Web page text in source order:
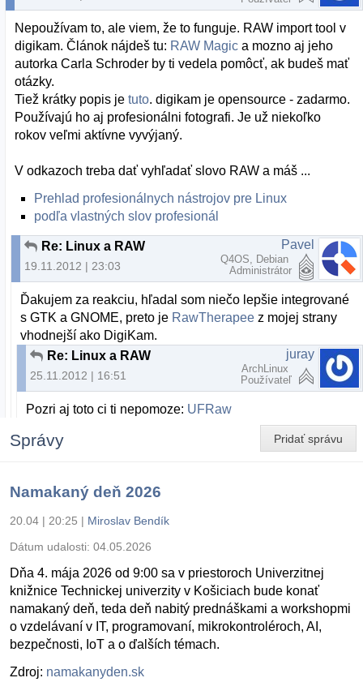
Nepoužívam to, ale viem, že to funguje. RAW import tool v
digikam. Článok nájdeš tu: RAW Magic a mozno aj jeho
autorka Carla Schroder by ti vedela pomôcť, ak budeš mať
otázky.
Tiež krátky popis jetuto. digikam je opensource - zadarmo.
Používajú ho aj profesionálni fotografi. Je už niekoľko
rokov veľmi aktívne vyvýjaný.
V odkazoch treba dať vyhľadať slovo RAW a máš ...
Prehlad profesionálnych nástrojov pre Linux
podľa vlastných slov profesionál
Re: Linux a RAW
19.11.2012 | 23:03
Pavel
Q4OS, Debian
Administrátor
Ďakujem za reakciu, hľadal som niečo lepšie integrované
s GTK a GNOME, preto je RawTherapee z mojej strany
vhodnejší ako DigiKam.
Re: Linux a RAW
25.11.2012 | 16:51
juray
ArchLinux
Používateľ
Pozri aj toto ci ti nepomoze: UFRaw
Pridať správu
Správy
Namakaný deň 2026
20.04 | 20:25 | Miroslav Bendík
Dátum udalosti: 04.05.2026
Dňa 4. mája 2026 od 9:00 sa v priestoroch Univerzitnej
knižnice Technickej univerzity v Košiciach bude konať
namakaný deň, teda deň nabitý prednáškami a workshopmi
o vzdelávaní v IT, programovaní, mikrokontroléroch, AI,
bezpečnosti, IoT a o ďalších témach.
Zdroj: namakanyden.sk